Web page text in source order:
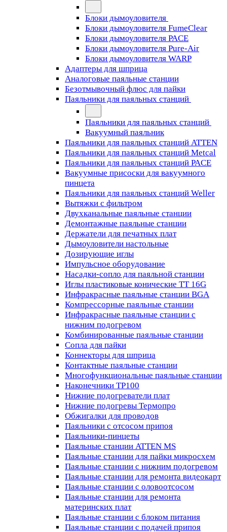
Блоки дымоуловителя
Блоки дымоуловителя FumeClear
Блоки дымоуловителя PACE
Блоки дымоуловителя Pure-Air
Блоки дымоуловителя WARP
Адаптеры для шприца
Аналоговые паяльные станции
Безотмывочный флюс для пайки
Паяльники для паяльных станций
Паяльники для паяльных станций
Вакуумный паяльник
Паяльники для паяльных станций ATTEN
Паяльники для паяльных станций Metcal
Паяльники для паяльных станций PACE
Вакуумные присоски для вакуумного
пинцета
Паяльники для паяльных станций Weller
Вытяжки с фильтром
Двухканальные паяльные станции
Демонтажные паяльные станции
Держатели для печатных плат
Дымоуловители настольные
Дозирующие иглы
Импульсное оборудование
Насадки-сопло для паяльной станции
Иглы пластиковые конические TT 16G
Инфракрасные паяльные станции BGA
Компрессорные паяльные станции
Инфракрасные паяльные станции с
нижним подогревом
Комбинированные паяльные станции
Сопла для пайки
Коннекторы для шприца
Контактные паяльные станции
Многофункциональные паяльные станции
Наконечники TP100
Нижние подогреватели плат
Нижние подогревы Термопро
Обжигалки для проводов
Паяльники с отсосом припоя
Паяльники-пинцеты
Паяльные станции ATTEN MS
Паяльные станции для пайки микросхем
Паяльные станции с нижним подогревом
Паяльные станции для ремонта видеокарт
Паяльные станции с оловоотсосом
Паяльные станции для ремонта
материнских плат
Паяльные станции с блоком питания
Паяльные станции с подачей припоя